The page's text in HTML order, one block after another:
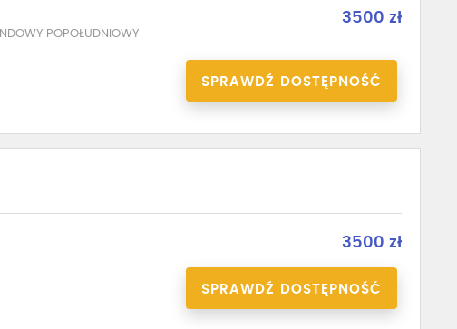
POPOŁUDNIOWY
3500 zł
SPRAWDŹ DOSTĘPNOŚĆ
3500 zł
SPRAWDŹ DOSTĘPNOŚĆ